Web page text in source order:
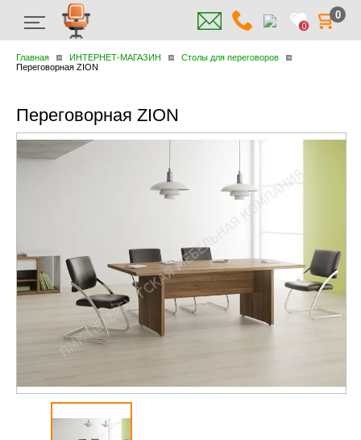
0
0
Главная ИНТЕРНЕТ-МАГАЗИН
Столы для переговоров
Переговорная ZION
Переговорная ZION